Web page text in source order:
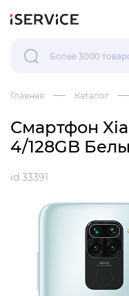
Главная Каталог
Смартфон
4/128GB
id 33391